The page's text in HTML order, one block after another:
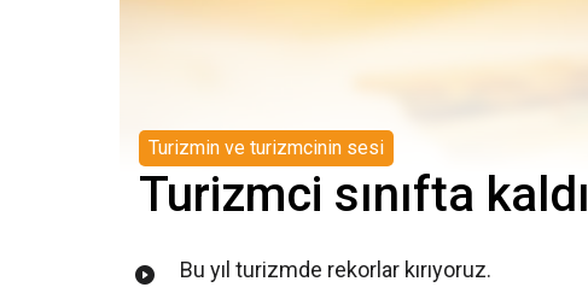
Turizmin ve turizmcinin sesi
Turizmci sınıfta kaldı
Bu yıl turizmde rekorlar kırıyoruz.